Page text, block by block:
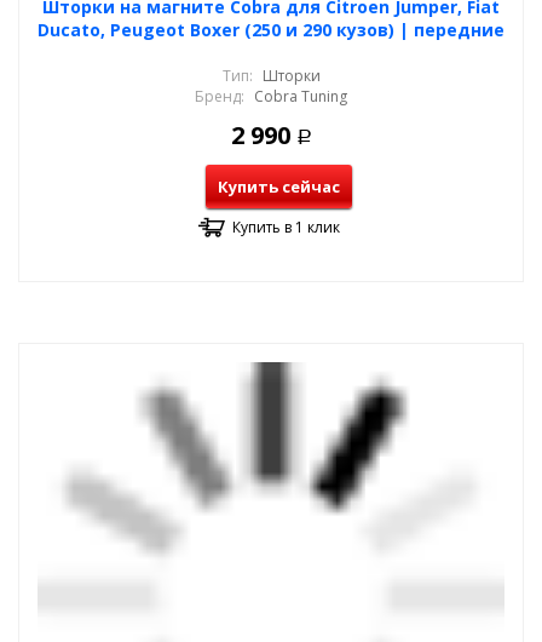
Шторки на магните Cobra для Citroen Jumper, Fiat
Ducato, Peugeot Boxer (250 и 290 кузов) | передние
Тип: Шторки
Бренд: Cobra Tuning
2 990 Р
Купить сейчас
Купить в 1 клик